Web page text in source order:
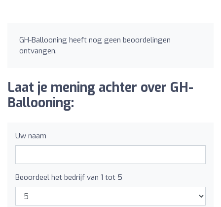
GH-Ballooning heeft nog geen beoordelingen
ontvangen.
Laat je mening achter over GH-
Ballooning:
Uw naam
Beoordeel het bedrijf van 1 tot 5